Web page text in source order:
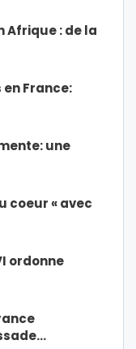
Afrique : de la
France:
une
coeur « avec
ordonne